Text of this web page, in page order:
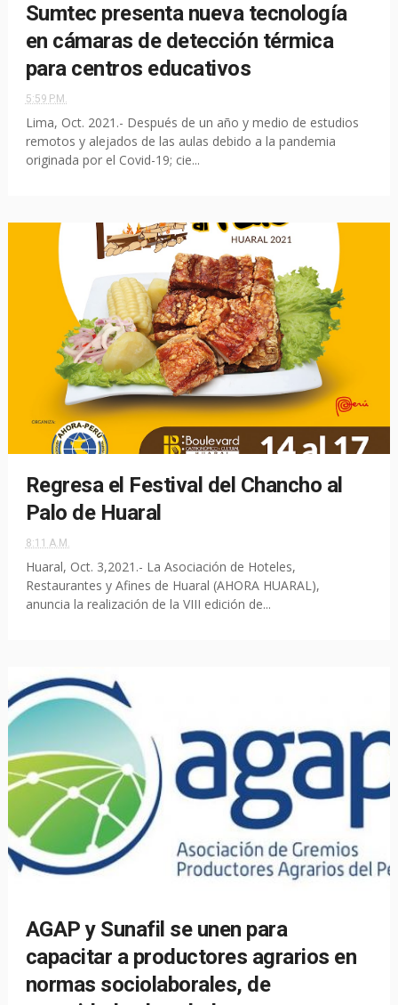
Sumtec presenta nueva tecnología
en cámaras de detección térmica
para centros educativos
5:59 P.M.
Lima, Oct. 2021.- Después de un año y medio de estudios
remotos y alejados de las aulas debido a la pandemia
originada por el Covid-19; cie...
Regresa el Festival del Chancho al
Palo de Huaral
8:11 A.M.
Huaral, Oct. 3,2021.- La Asociación de Hoteles,
Restaurantes y Afines de Huaral (AHORA HUARAL),
anuncia la realización de la VIII edición de...
AGAP y Sunafil se unen para
capacitar a productores agrarios en
normas sociolaborales, de